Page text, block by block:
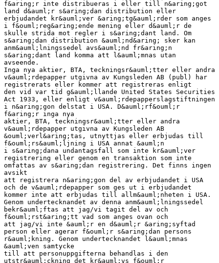
f&aring;r inte distribueras i eller till n&aring;got
land d&auml;r s&aring;dan distribution eller
erbjudandet kr&auml;ver &aring;tg&auml;rder som anges
i f&ouml;reg&aring;ende mening eller d&auml;r de
skulle strida mot regler i s&aring;dant land. Om
s&aring;dan distribution &auml;nd&aring; sker kan
anm&auml;lningssedel avs&auml;nd fr&aring;n
s&aring;dant land komma att l&auml;mnas utan
avseende.
Inga nya aktier, BTA, teckningsr&auml;tter eller andra
v&auml;rdepapper utgivna av Kungsleden AB (publ) har
registrerats eller kommer att registreras enligt
den vid var tid g&auml;llande United States Securities
Act 1933, eller enligt v&auml;rdepapperslagstiftningen
i n&aring;gon delstat i USA. D&auml;rf&ouml;r
f&aring;r inga nya
aktier, BTA, teckningsr&auml;tter eller andra
v&auml;rdepapper utgivna av Kungsleden AB
&ouml;verl&aring;tas, utnyttjas eller erbjudas till
f&ouml;rs&auml;ljning i USA annat &auml;n
i s&aring;dana undantagsfall som inte kr&auml;ver
registrering eller genom en transaktion som inte
omfattas av s&aring;dan registrering. Det finns ingen
avsikt
att registrera n&aring;gon del av erbjudandet i USA
och de v&auml;rdepapper som ges ut i erbjudandet
kommer inte att erbjudas till allm&auml;nheten i USA.
Genom undertecknandet av denna anm&auml;lningssedel
bekr&auml;ftas att jag/vi tagit del av och
f&ouml;rst&aring;tt vad som anges ovan och
att jag/vi inte &auml;r en d&auml;r &aring;syftad
person eller agerar f&ouml;r s&aring;dan persons
r&auml;kning. Genom undertecknandet l&auml;mnas
&auml;ven samtycke
till att personuppgifterna behandlas i den
utstr&auml;ckning det kr&auml;vs f&ouml;r